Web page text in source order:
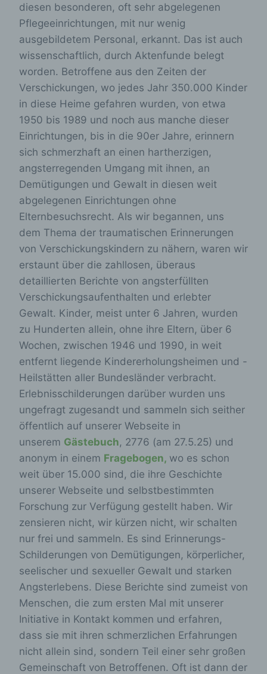
diesen besonderen, oft sehr abgelegenen
Pflegeeinrichtungen, mit nur wenig
ausgebildetem Personal, erkannt. Das ist auch
wissenschaftlich, durch Aktenfunde belegt
worden. Betroffene aus den Zeiten der
Verschickungen, wo jedes Jahr 350.000 Kinder
in diese Heime gefahren wurden, von etwa
1950 bis 1989 und noch aus manche dieser
Einrichtungen, bis in die 90er Jahre, erinnern
sich schmerzhaft an einen hartherzigen,
angsterregenden Umgang mit ihnen, an
Demütigungen und Gewalt in diesen weit
abgelegenen Einrichtungen ohne
Elternbesuchsrecht. Als wir begannen, uns
dem Thema der traumatischen Erinnerungen
von Verschickungskindern zu nähern, waren wir
erstaunt über die zahllosen, überaus
detaillierten Berichte von angsterfüllten
Verschickungsaufenthalten und erlebter
Gewalt. Kinder, meist unter 6 Jahren, wurden
zu Hunderten allein, ohne ihre Eltern, über 6
Wochen, zwischen 1946 und 1990, in weit
entfernt liegende Kindererholungsheimen und -
Heilstätten aller Bundesländer verbracht.
Erlebnisschilderungen darüber wurden uns
ungefragt zugesandt und sammeln sich seither
öffentlich auf unserer Webseite in
unserem Gästebuch, 2776 (am 27.5.25) und
anonym in einem Fragebogen, wo es schon
weit über 15.000 sind, die ihre Geschichte
unserer Webseite und selbstbestimmten
Forschung zur Verfügung gestellt haben. Wir
zensieren nicht, wir kürzen nicht, wir schalten
nur frei und sammeln. Es sind Erinnerungs-
Schilderungen von Demütigungen, körperlicher,
seelischer und sexueller Gewalt und starken
Angsterlebens. Diese Berichte sind zumeist von
Menschen, die zum ersten Mal mit unserer
Initiative in Kontakt kommen und erfahren,
dass sie mit ihren schmerzlichen Erfahrungen
nicht allein sind, sondern Teil einer sehr großen
Gemeinschaft von Betroffenen. Oft ist dann der